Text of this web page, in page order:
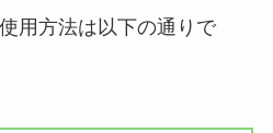
用方法は以下の通りで